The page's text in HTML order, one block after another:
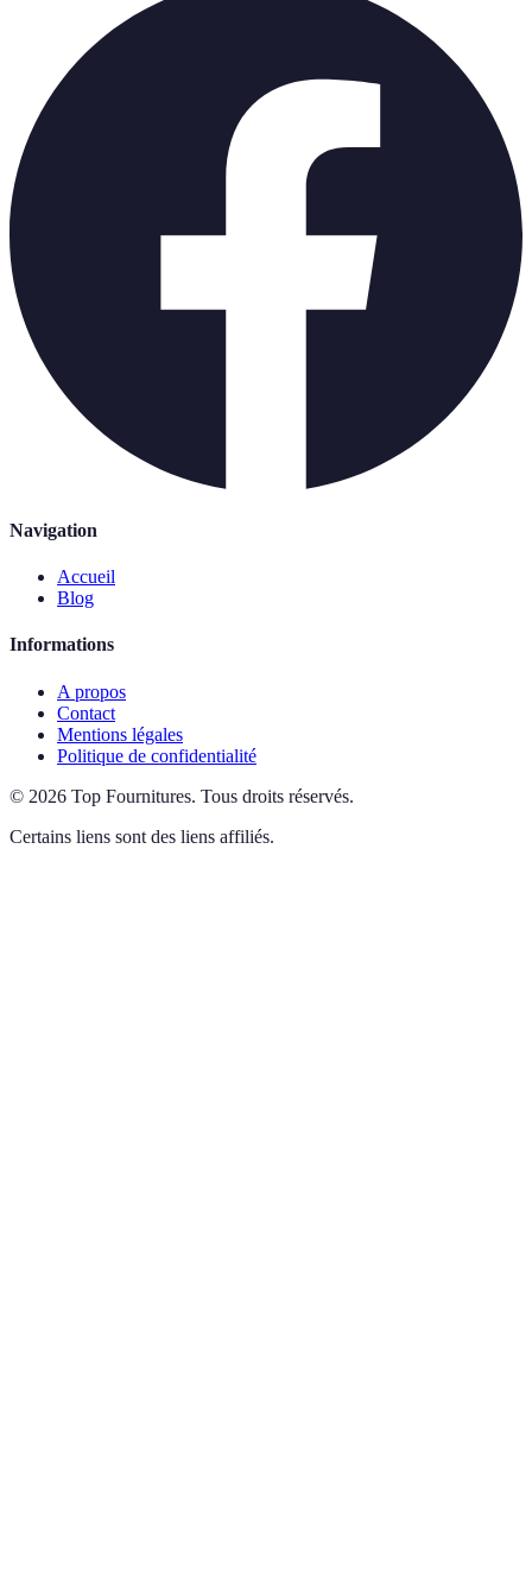
Navigation
Accueil
Blog
Informations
A propos
Contact
Mentions légales
Politique de confidentialité
© 2026 Top Fournitures. Tous droits réservés.
Certains liens sont des liens affiliés.